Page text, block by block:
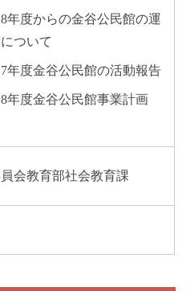
8年度からの金谷公民館の運
ついて
7年度金谷公民館の活動報告
8年度金谷公民館事業計画
会教育部社会教育課